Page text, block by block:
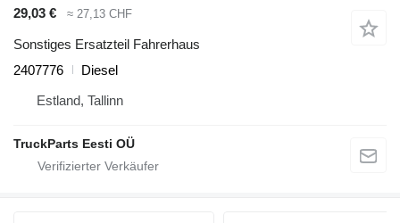
29,03 € ≈ 27,13 CHF
Sonstiges Ersatzteil Fahrerhaus
2407776
Diesel
Estland, Tallinn
TruckParts Eesti OÜ